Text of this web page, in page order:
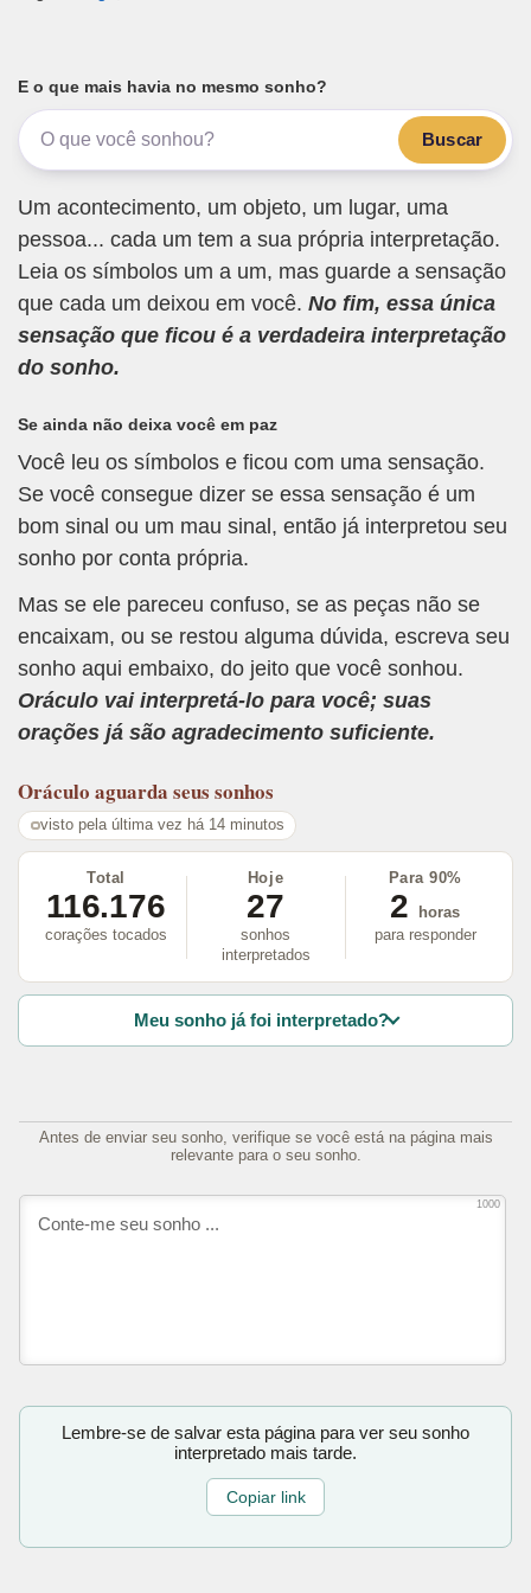
E o que mais havia no mesmo sonho?
Buscar
Um acontecimento, um objeto, um lugar, uma
pessoa... cada um tem a sua própria interpretação.
Leia os símbolos um a um, mas guarde a sensação
que cada um deixou em você. No fim, essa única
sensação que ficou é a verdadeira interpretação
do sonho.
Se ainda não deixa você em paz
Você leu os símbolos e ficou com uma sensação.
Se você consegue dizer se essa sensação é um
bom sinal ou um mau sinal, então já interpretou seu
sonho por conta própria.
Mas se ele pareceu confuso, se as peças não se
encaixam, ou se restou alguma dúvida, escreva seu
sonho aqui embaixo, do jeito que você sonhou.
Oráculo vai interpretá-lo para você; suas
orações já são agradecimento suficiente.
Oráculo aguarda seus sonhos
visto pela última vez há 14 minutos
Total
116.176
corações tocados
Hoje
27
sonhos
interpretados
Para 90%
2
horas
para responder
Meu sonho já foi interpretado?
Antes de enviar seu sonho, verifique se você está na página mais
relevante para o seu sonho.
1000
Lembre-se de salvar esta página para ver seu sonho
interpretado mais tarde.
Copiar link